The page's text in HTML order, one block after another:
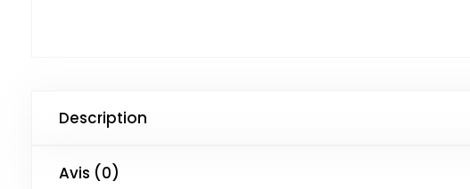
Description
Avis (0)